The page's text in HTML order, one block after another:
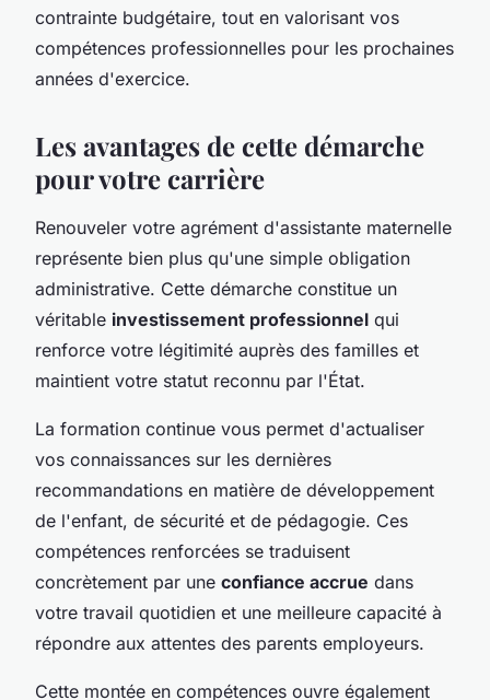
contrainte budgétaire, tout en valorisant vos
compétences professionnelles pour les prochaines
années d'exercice.
Les avantages de cette démarche
pour votre carrière
Renouveler votre agrément d'assistante maternelle
représente bien plus qu'une simple obligation
administrative. Cette démarche constitue un
véritable investissement professionnel qui
renforce votre légitimité auprès des familles et
maintient votre statut reconnu par l'État.
La formation continue vous permet d'actualiser
vos connaissances sur les dernières
recommandations en matière de développement
de l'enfant, de sécurité et de pédagogie. Ces
compétences renforcées se traduisent
concrètement par une confiance accrue dans
votre travail quotidien et une meilleure capacité à
répondre aux attentes des parents employeurs.
Cette montée en compétences ouvre également